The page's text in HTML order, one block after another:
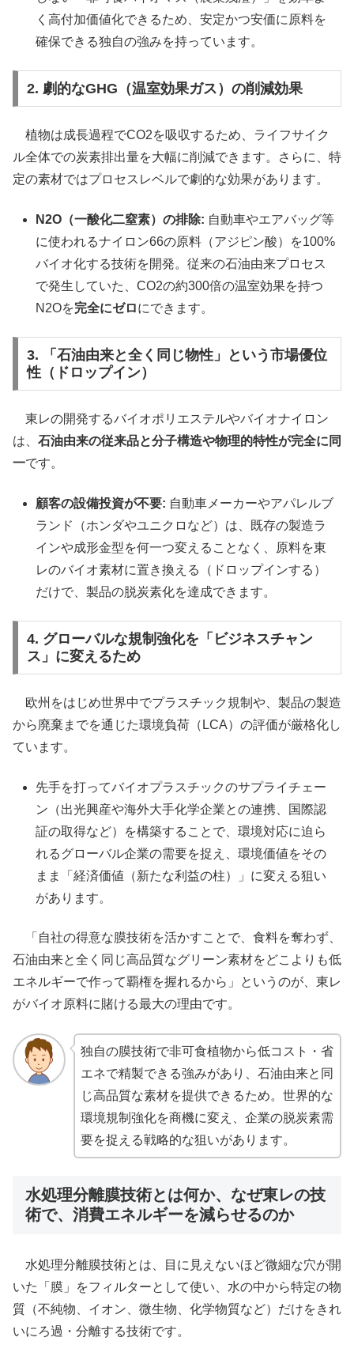
く高付加価値化できるため、安定かつ安価に原料を
確保できる独自の強みを持っています。
2. 劇的なGHG（温室効果ガス）の削減効果
植物は成長過程でCO2を吸収するため、ライフサイク
ル全体での炭素排出量を大幅に削減できます。さらに、特
定の素材ではプロセスレベルで劇的な効果があります。
N2O（一酸化二窒素）の排除: 自動車やエアバッグ等
に使われるナイロン66の原料（アジピン酸）を100%
バイオ化する技術を開発。従来の石油由来プロセス
で発生していた、CO2の約300倍の温室効果を持つ
N2Oを完全にゼロにできます。
3. 「石油由来と全く同じ物性」という市場優位
性（ドロップイン）
東レの開発するバイオポリエステルやバイオナイロン
は、 石油由来の従来品と分子構造や物理的特性が完全に同
一です。
顧客の設備投資が不要: 自動車メーカーやアパレルブ
ランド（ホンダやユニクロなど）は、既存の製造ラ
インや成形金型を何一つ変えることなく、原料を東
レのバイオ素材に置き換える（ドロップインする）
だけで、製品の脱炭素化を達成できます。
4. グローバルな規制強化を「ビジネスチャン
ス」に変えるため
欧州をはじめ世界中でプラスチック規制や、製品の製造
から廃棄までを通じた環境負荷（LCA）の評価が厳格化し
ています。
先手を打ってバイオプラスチックのサプライチェー
ン（出光興産や海外大手化学企業との連携、国際認
証の取得など）を構築することで、環境対応に迫ら
れるグローバル企業の需要を捉え、環境価値をその
まま「経済価値（新たな利益の柱）」に変える狙い
があります。
「自社の得意な膜技術を活かすことで、食料を奪わず、
石油由来と全く同じ高品質なグリーン素材をどこよりも低
エネルギーで作って覇権を握れるから」というのが、東レ
がバイオ原料に賭ける最大の理由です。
独自の膜技術で非可食植物から低コスト・省
エネで精製できる強みがあり、石油由来と同
じ高品質な素材を提供できるため。世界的な
環境規制強化を商機に変え、企業の脱炭素需
要を捉える戦略的な狙いがあります。
水処理分離膜技術とは何か、なぜ東レの技
術で、消費エネルギーを減らせるのか
水処理分離膜技術とは、目に見えないほど微細な穴が開
いた「膜」をフィルターとして使い、水の中から特定の物
質（不純物、イオン、微生物、化学物質など）だけをきれ
いにろ過・分離する技術です。